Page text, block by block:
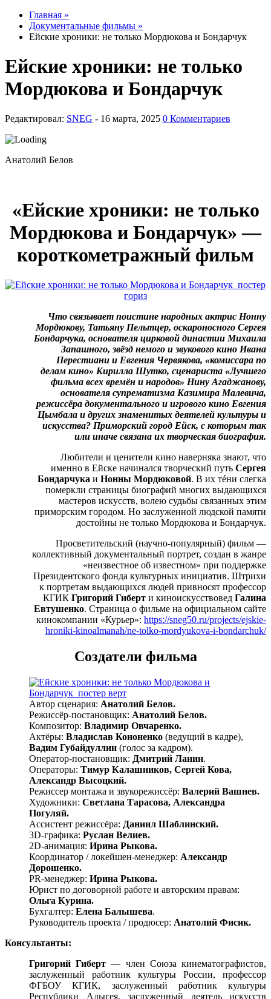
Главная »
Документальные фильмы »
Ейские хроники: не только Мордюкова и Бондарчук
Ейские хроники: не только
Мордюкова и Бондарчук
Редактировал: SNEG - 0 Комментариев
Анатолий Белов
«Ейские хроники: не только
Мордюкова и Бондарчук» —
короткометражный фильм
Что связывает поистине народных актрис Нонну
Мордюкову, Татьяну Пельтцер, оскароносного Сергея
Бондарчука, основателя цирковой династии Михаила
Запашного, звёзд немого и звукового кино Ивана
Перестиани и Евгения Червякова, «комиссара по
делам кино» Кирилла Шутко, сценариста «Лучшего
фильма всех времён и народов» Нину Агаджанову,
основателя супрематизма Казимира Малевича,
режиссёра документального и игрового кино Евгения
Цымбала и других знаменитых деятелей культуры и
искусства? Приморский город Ейск, с которым так
или иначе связана их творческая биография.
Любители и ценители кино наверняка знают, что
именно в Ейске начинался творческий путь Сергея
Бондарчука и Нонны Мордюковой. В их тéни слегка
померкли страницы биографий многих выдающихся
мастеров искусств, волею судьбы связанных этим
приморским городом. Но заслуженной людской памяти
достойны не только Мордюкова и Бондарчук.
Просветительский (научно-популярный) фильм —
коллективный документальный портрет, создан в жанре
«неизвестное об известном» при поддержке
Президентского фонда культурных инициатив. Штрихи
к портретам выдающихся людей привносят профессор
КГИК Григорий Гиберт и киноискусствовед Галина
Евтушенко. Страница о фильме на официальном сайте
кинокомпании «Курьер»: https://sneg50.ru/projects/ejskie-
hroniki-kinoalmanah/ne-tolko-mordyukova-i-bondarchuk/
Создатели фильма
Автор сценария: Анатолий Белов.
Режиссёр-постановщик: Анатолий Белов.
Композитор: Владимир Овчаренко.
Актёры: Владислав Кононенко (ведущий в кадре),
Вадим Губайдуллин (голос за кадром).
Оператор-постановщик: Дмитрий Ланин.
Операторы: Тимур Калашников, Сергей Кова,
Александр Высоцкий.
Режиссер монтажа и звукорежиссёр: Валерий Вашнев.
Художники: Светлана Тарасова, Александра
Погуляй.
Ассистент режиссёра: Даниил Шаблинский.
3D-графика: Руслан Велиев.
2D-анимация: Ирина Рыкова.
Координатор / локейшен-менеджер: Александр
Дорошенко.
PR-менеджер: Ирина Рыкова.
Юрист по договорной работе и авторским правам:
Ольга Курина.
Бухгалтер: Елена Балышева.
Руководитель проекта / продюсер: Анатолий Фисик.
Консультанты:
Григорий Гиберт — член Союза кинематографистов,
заслуженный работник культуры России, профессор
ФГБОУ КГИК, заслуженный работник культуры
Республики Адыгея, заслуженный деятель искусств